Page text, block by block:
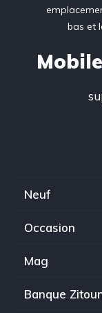
bas et
Mobile
Neuf
Occasion
Mag
Banque